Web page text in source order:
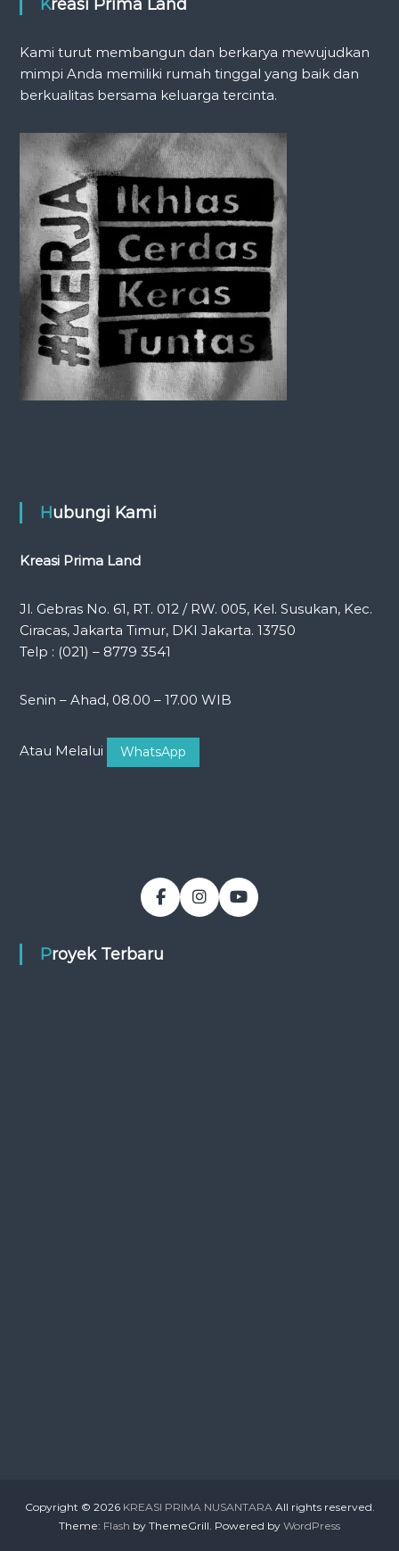
Kreasi Prima Land
Kami turut membangun dan berkarya mewujudkan
mimpi Anda memiliki rumah tinggal yang baik dan
berkualitas bersama keluarga tercinta.
Hubungi Kami
Kreasi Prima Land
Jl. Gebras No. 61, RT. 012 / RW. 005, Kel. Susukan, Kec.
Ciracas, Jakarta Timur, DKI Jakarta. 13750
Telp : (021) – 8779 3541
Senin – Ahad, 08.00 – 17.00 WIB
Atau Melalui WhatsApp
Proyek Terbaru
Copyright © 2026 KREASI PRIMA NUSANTARAAll rights reserved.
Theme: Flash by ThemeGrill. Powered by WordPress